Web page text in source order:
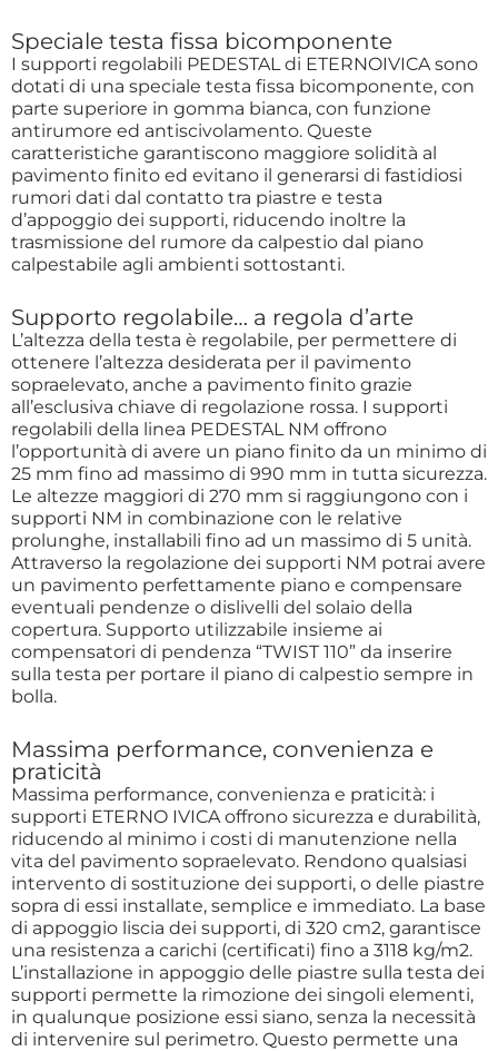
Speciale testa fissa bicomponente
I supporti regolabili PEDESTAL di ETERNOIVICA sono
dotati di una speciale testa fissa bicomponente, con
parte superiore in gomma bianca, con funzione
antirumore ed antiscivolamento. Queste
caratteristiche garantiscono maggiore solidità al
pavimento finito ed evitano il generarsi di fastidiosi
rumori dati dal contatto tra piastre e testa
d’appoggio dei supporti, riducendo inoltre la
trasmissione del rumore da calpestio dal piano
calpestabile agli ambienti sottostanti.
Supporto regolabile… a regola d’arte
L’altezza della testa è regolabile, per permettere di
ottenere l’altezza desiderata per il pavimento
sopraelevato, anche a pavimento finito grazie
all’esclusiva chiave di regolazione rossa. I supporti
regolabili della linea PEDESTAL NM offrono
l’opportunità di avere un piano finito da un minimo di
25 mm fino ad massimo di 990 mm in tutta sicurezza.
Le altezze maggiori di 270 mm si raggiungono con i
supporti NM in combinazione con le relative
prolunghe, installabili fino ad un massimo di 5 unità.
Attraverso la regolazione dei supporti NM potrai avere
un pavimento perfettamente piano e compensare
eventuali pendenze o dislivelli del solaio della
copertura. Supporto utilizzabile insieme ai
compensatori di pendenza “TWIST 110” da inserire
sulla testa per portare il piano di calpestio sempre in
bolla.
Massima performance, convenienza e
praticità
Massima performance, convenienza e praticità: i
supporti ETERNO IVICA offrono sicurezza e durabilità,
riducendo al minimo i costi di manutenzione nella
vita del pavimento sopraelevato. Rendono qualsiasi
intervento di sostituzione dei supporti, o delle piastre
sopra di essi installate, semplice e immediato. La base
di appoggio liscia dei supporti, di 320 cm2, garantisce
una resistenza a carichi (certificati) fino a 3118 kg/m2.
L’installazione in appoggio delle piastre sulla testa dei
supporti permette la rimozione dei singoli elementi,
in qualunque posizione essi siano, senza la necessità
di intervenire sul perimetro. Questo permette una